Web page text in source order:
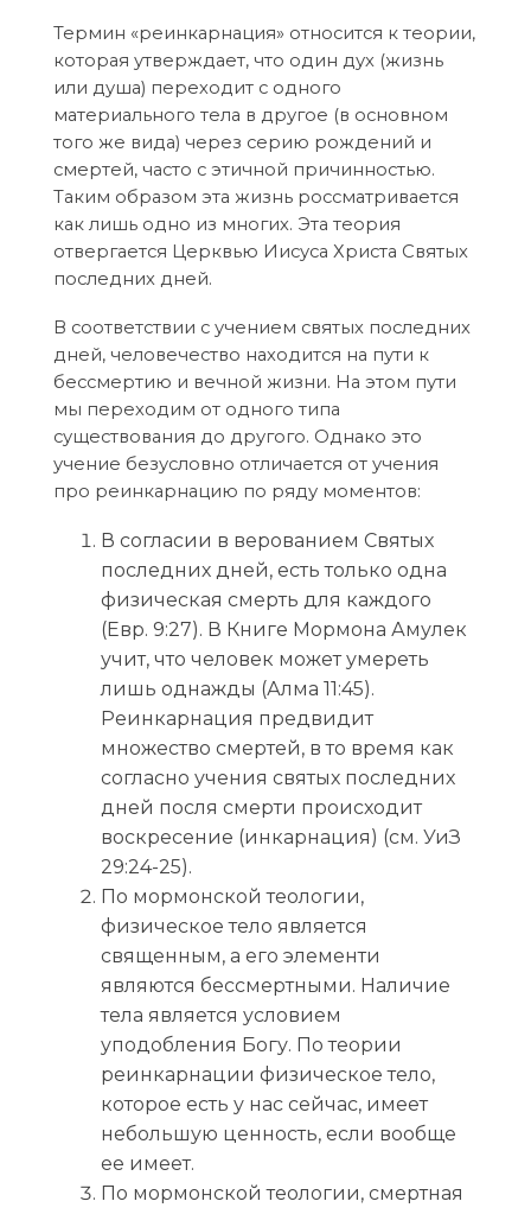
Термин «реинкарнация» относится к теории,
которая утверждает, что один дух (жизнь
или душа) переходит с одного
материального тела в другое (в основном
того же вида) через серию рождений и
смертей, часто с этичной причинностью.
Таким образом эта жизнь россматривается
как лишь одно из многих. Эта теория
отвергается Церквью Иисуса Христа Святых
последних дней.
В соответствии с учением святых последних
дней, человечество находится на пути к
бессмертию и вечной жизни. На этом пути
мы переходим от одного типа
существования до другого. Однако это
учение безусловно отличается от учения
про реинкарнацию по ряду моментов:
В согласии в верованием Святых
последних дней, есть только одна
физическая смерть для каждого
(Евр. 9:27). В Книге Мормона Амулек
учит, что человек может умереть
лишь однажды (Алма 11:45).
Реинкарнация предвидит
множество смертей, в то время как
согласно учения святых последних
дней посля смерти происходит
воскресение (инкарнация) (см. УиЗ
29:24-25).
По мормонской теологии,
физическое тело является
священным, а его элементи
являются бессмертными. Наличие
тела является условием
уподобления Богу. По теории
реинкарнации физическое тело,
которое есть у нас сейчас, имеет
небольшую ценность, если вообще
ее имеет.
По мормонской теологии, смертная